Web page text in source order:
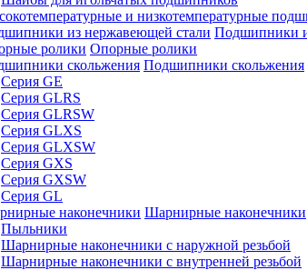
Подшипники
Опорные ролики
Подшипники скольжения
Серия GE
Серия GLRS
Серия GLRSW
Серия GLXS
Серия GLXSW
Серия GXS
Серия GXSW
Серия GL
Шарнирные наконечники
Пыльники
Шарнирные наконечники с наружной резьбой
Шарнирные наконечники с внутренней резьбой